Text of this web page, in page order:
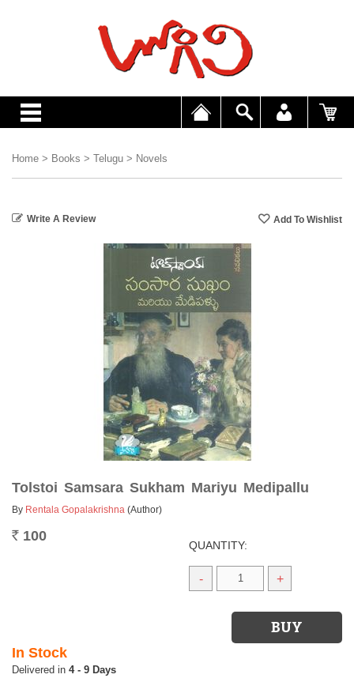
Home > Books > Telugu > Novels
Write A Review
Tolstoi Samsara Sukham Mariyu Medipallu
By Rentala Gopalakrishna (Author)
Rs. 100
QUANTITY:
- +
In Stock
4 - 9 Days